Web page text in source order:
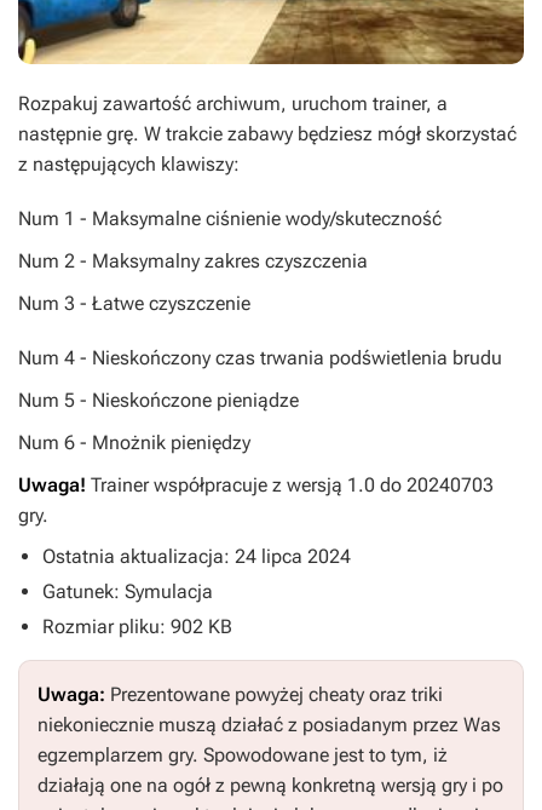
Rozpakuj zawartość archiwum, uruchom trainer, a
następnie grę. W trakcie zabawy będziesz mógł skorzystać
z następujących klawiszy:
Num 1 - Maksymalne ciśnienie wody/skuteczność
Num 2 - Maksymalny zakres czyszczenia
Num 3 - Łatwe czyszczenie
Num 4 - Nieskończony czas trwania podświetlenia brudu
Num 5 - Nieskończone pieniądze
Num 6 - Mnożnik pieniędzy
Uwaga! Trainer współpracuje z wersją 1.0 do 20240703
gry.
Ostatnia aktualizacja: 24 lipca 2024
Gatunek: Symulacja
Rozmiar pliku: 902 KB
Uwaga: Prezentowane powyżej cheaty oraz triki
niekoniecznie muszą działać z posiadanym przez Was
egzemplarzem gry. Spowodowane jest to tym, iż
działają one na ogół z pewną konkretną wersją gry i po